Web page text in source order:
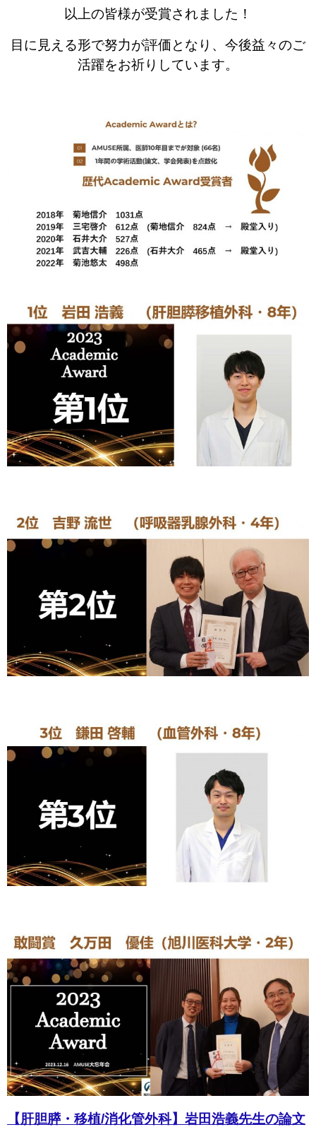
以上の皆様が受賞されました！
目に見える形で努力が評価となり、今後益々のご
活躍をお祈りしています。
【肝胆膵・移植/消化管外科】岩田浩義先生の論文